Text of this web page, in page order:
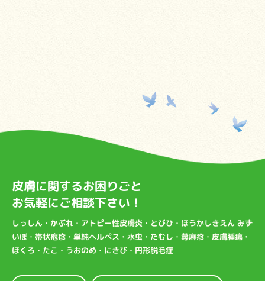
皮膚に関するお困りごと
お気軽にご相談下さい！
しっしん・かぶれ・アトピー性皮膚炎・とびひ・ほうかしきえん みず
いぼ・帯状疱疹・単純ヘルペス・水虫・たむし・蕁麻疹・皮膚腫瘍・
ほくろ・たこ・うおのめ・にきび・円形脱毛症